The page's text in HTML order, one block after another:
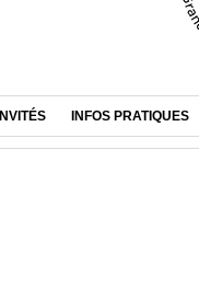
INVITÉS INFOS PRATIQUES